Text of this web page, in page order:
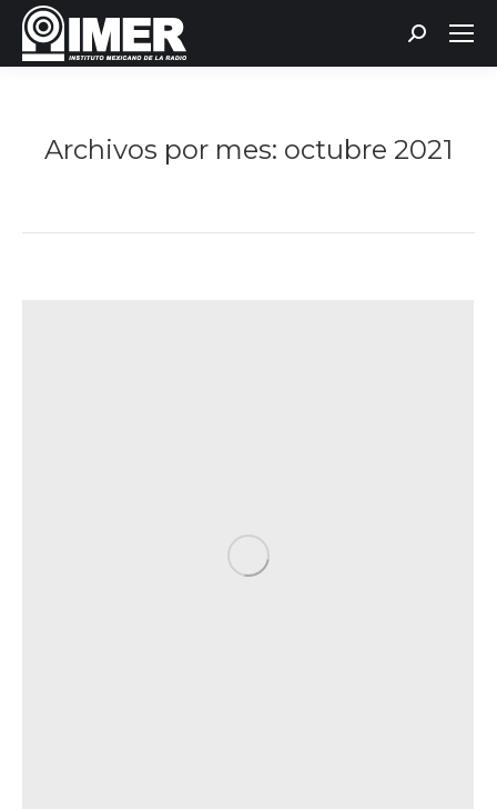
Buscar:
Archivos por mes: octubre 2021